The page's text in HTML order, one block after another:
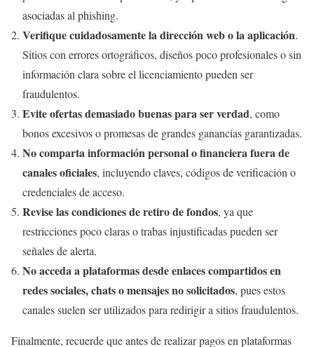
asociadas al phishing.
Verifique cuidadosamente la dirección web o la aplicación.
Sitios con errores ortográficos, diseños poco profesionales o sin
información clara sobre el licenciamiento pueden ser
fraudulentos.
Evite ofertas demasiado buenas para ser verdad, como
bonos excesivos o promesas de grandes ganancias garantizadas.
No comparta información personal o financiera fuera de
canales oficiales, incluyendo claves, códigos de verificación o
credenciales de acceso.
Revise las condiciones de retiro de fondos, ya que
restricciones poco claras o trabas injustificadas pueden ser
señales de alerta.
No acceda a plataformas desde enlaces compartidos en
redes sociales, chats o mensajes no solicitados, pues estos
canales suelen ser utilizados para redirigir a sitios fraudulentos.
Finalmente, recuerde que antes de realizar pagos en plataformas